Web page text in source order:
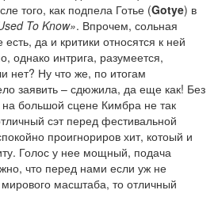
того, как подпела Готье (Gotye) в
To Know». Впрочем, сольная
да и критики относятся к ней
однако интрига, разумеется,
нет? Ну что же, по итогам
заявить – сдюжила, да еще как! Без
на большой сцене Кимбра не так
сэт перед фестивальной
проигнориров хит, котоый и
Голос у нее мощный, подача
что перед нами если уж не
масштаба, то отличный